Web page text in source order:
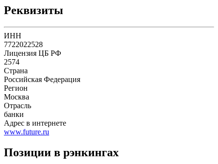
Реквизиты
ИНН
7722022528
Лицензия ЦБ РФ
2574
Страна
Российская Федерация
Регион
Москва
Отрасль
банки
Адрес в интернете
www.future.ru
Позиции в рэнкингах